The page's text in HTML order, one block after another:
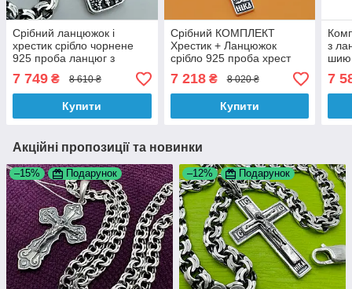
Срібний ланцюжок і
хрестик срібло чорнене
925 проба ланцюг з
7 749 ₴ 8 610 ₴
Купити
Срібний КОМПЛЕКТ
Хрестик + Ланцюжок
срібло 925 проба хрест
7 218₴ 8 020 ₴
Купити
з
шию
7
Акційні пропозиції та новинки
–15% Подарунок –12% Подарунок